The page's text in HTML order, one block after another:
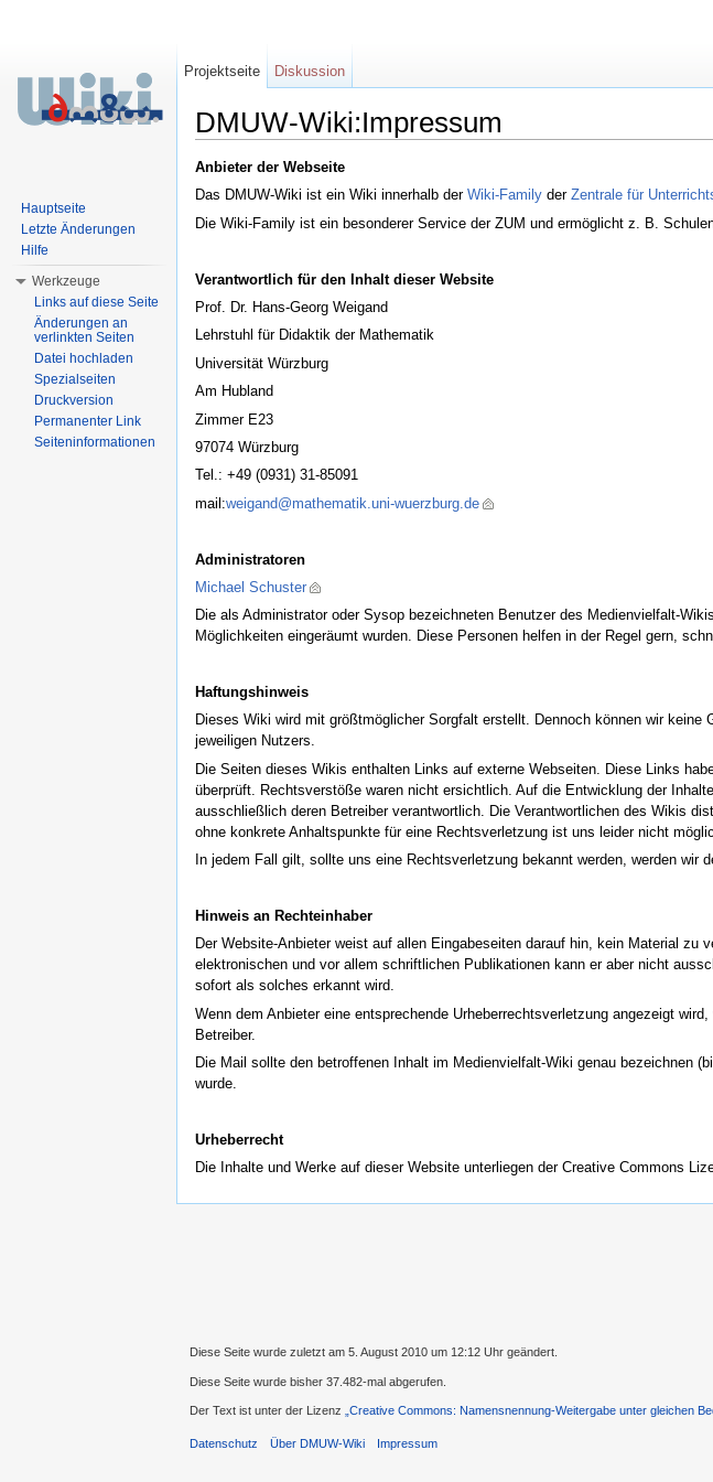
DMUW-Wiki:Impressum
Anbieter der Webseite
Das DMUW-Wiki ist ein Wiki innerhalb der Wiki-Family der Zentrale für
Die Wiki-Family ist ein besonderer Service der ZUM und ermöglicht z. B.
Verantwortlich für den Inhalt dieser Website
Prof. Dr. Hans-Georg Weigand
Lehrstuhl für Didaktik der Mathematik
Universität Würzburg
Am Hubland
Zimmer E23
97074 Würzburg
Tel.: +49 (0931) 31-85091
mail:weigand@mathematik.uni-wuerzburg.de
Administratoren
Michael Schuster
Die als Administrator oder Sysop bezeichneten Benutzer des Medienvielfalt-
Möglichkeiten eingeräumt wurden. Diese Personen helfen in der Regel gern,
Haftungshinweis
Dieses Wiki wird mit größtmöglicher Sorgfalt erstellt. Dennoch können wir
jeweiligen Nutzers.
Die Seiten dieses Wikis enthalten Links auf externe Webseiten. Diese Links
überprüft. Rechtsverstöße waren nicht ersichtlich. Auf die Entwicklung der
ausschließlich deren Betreiber verantwortlich. Die Verantwortlichen des Wikis
ohne konkrete Anhaltspunkte für eine Rechtsverletzung ist uns leider nicht
In jedem Fall gilt, sollte uns eine Rechtsverletzung bekannt werden, werden
Hinweis an Rechteinhaber
Der Website-Anbieter weist auf allen Eingabeseiten darauf hin, kein Material zu
elektronischen und vor allem schriftlichen Publikationen kann er aber nicht
sofort als solches erkannt wird.
Wenn dem Anbieter eine entsprechende Urheberrechtsverletzung angezeigt
Betreiber.
Die Mail sollte den betroffenen Inhalt im Medienvielfalt-Wiki genau bezeichnen
wurde.
Urheberrecht
Die Inhalte und Werke auf dieser Website unterliegen der Creative Commons
Projektseite Diskussion
Hauptseite
Letzte Änderungen
Hilfe
Werkzeuge
Links auf diese Seite
Änderungen an
verlinkten Seiten
Datei hochladen
Spezialseiten
Druckversion
Permanenter Link
Seiteninformationen
Diese Seite wurde zuletzt am 5. August 2010 um 12:12 Uhr geändert.
Diese Seite wurde bisher 37.482-mal abgerufen.
Der Text ist unter der Lizenz „Creative Commons: Namensnennung-Weitergabe unter gleichen
Datenschutz Über DMUW-Wiki Impressum